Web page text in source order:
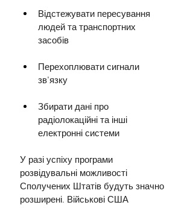
Відстежувати пересування
людей та транспортних
засобів
Перехоплювати сигнали
зв'язку
Збирати дані про
радіолокаційні та інші
електронні системи
У разі успіху програми
розвідувальні можливості
Сполучених Штатів будуть значно
розширені. Військові США